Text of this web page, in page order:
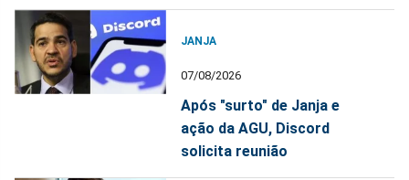
JANJA
07/08/2026
Após "surto" de Janja e
ação da AGU, Discord
solicita reunião